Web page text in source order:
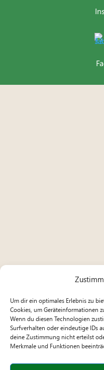
Um dir ein optimales Erlebnis zu
Cookies, um Geräteinformationen
Wenn du diesen Technologien
Surfverhalten oder eindeutige IDs
deine Zustimmung nicht erteilst
Merkmale und Funktionen